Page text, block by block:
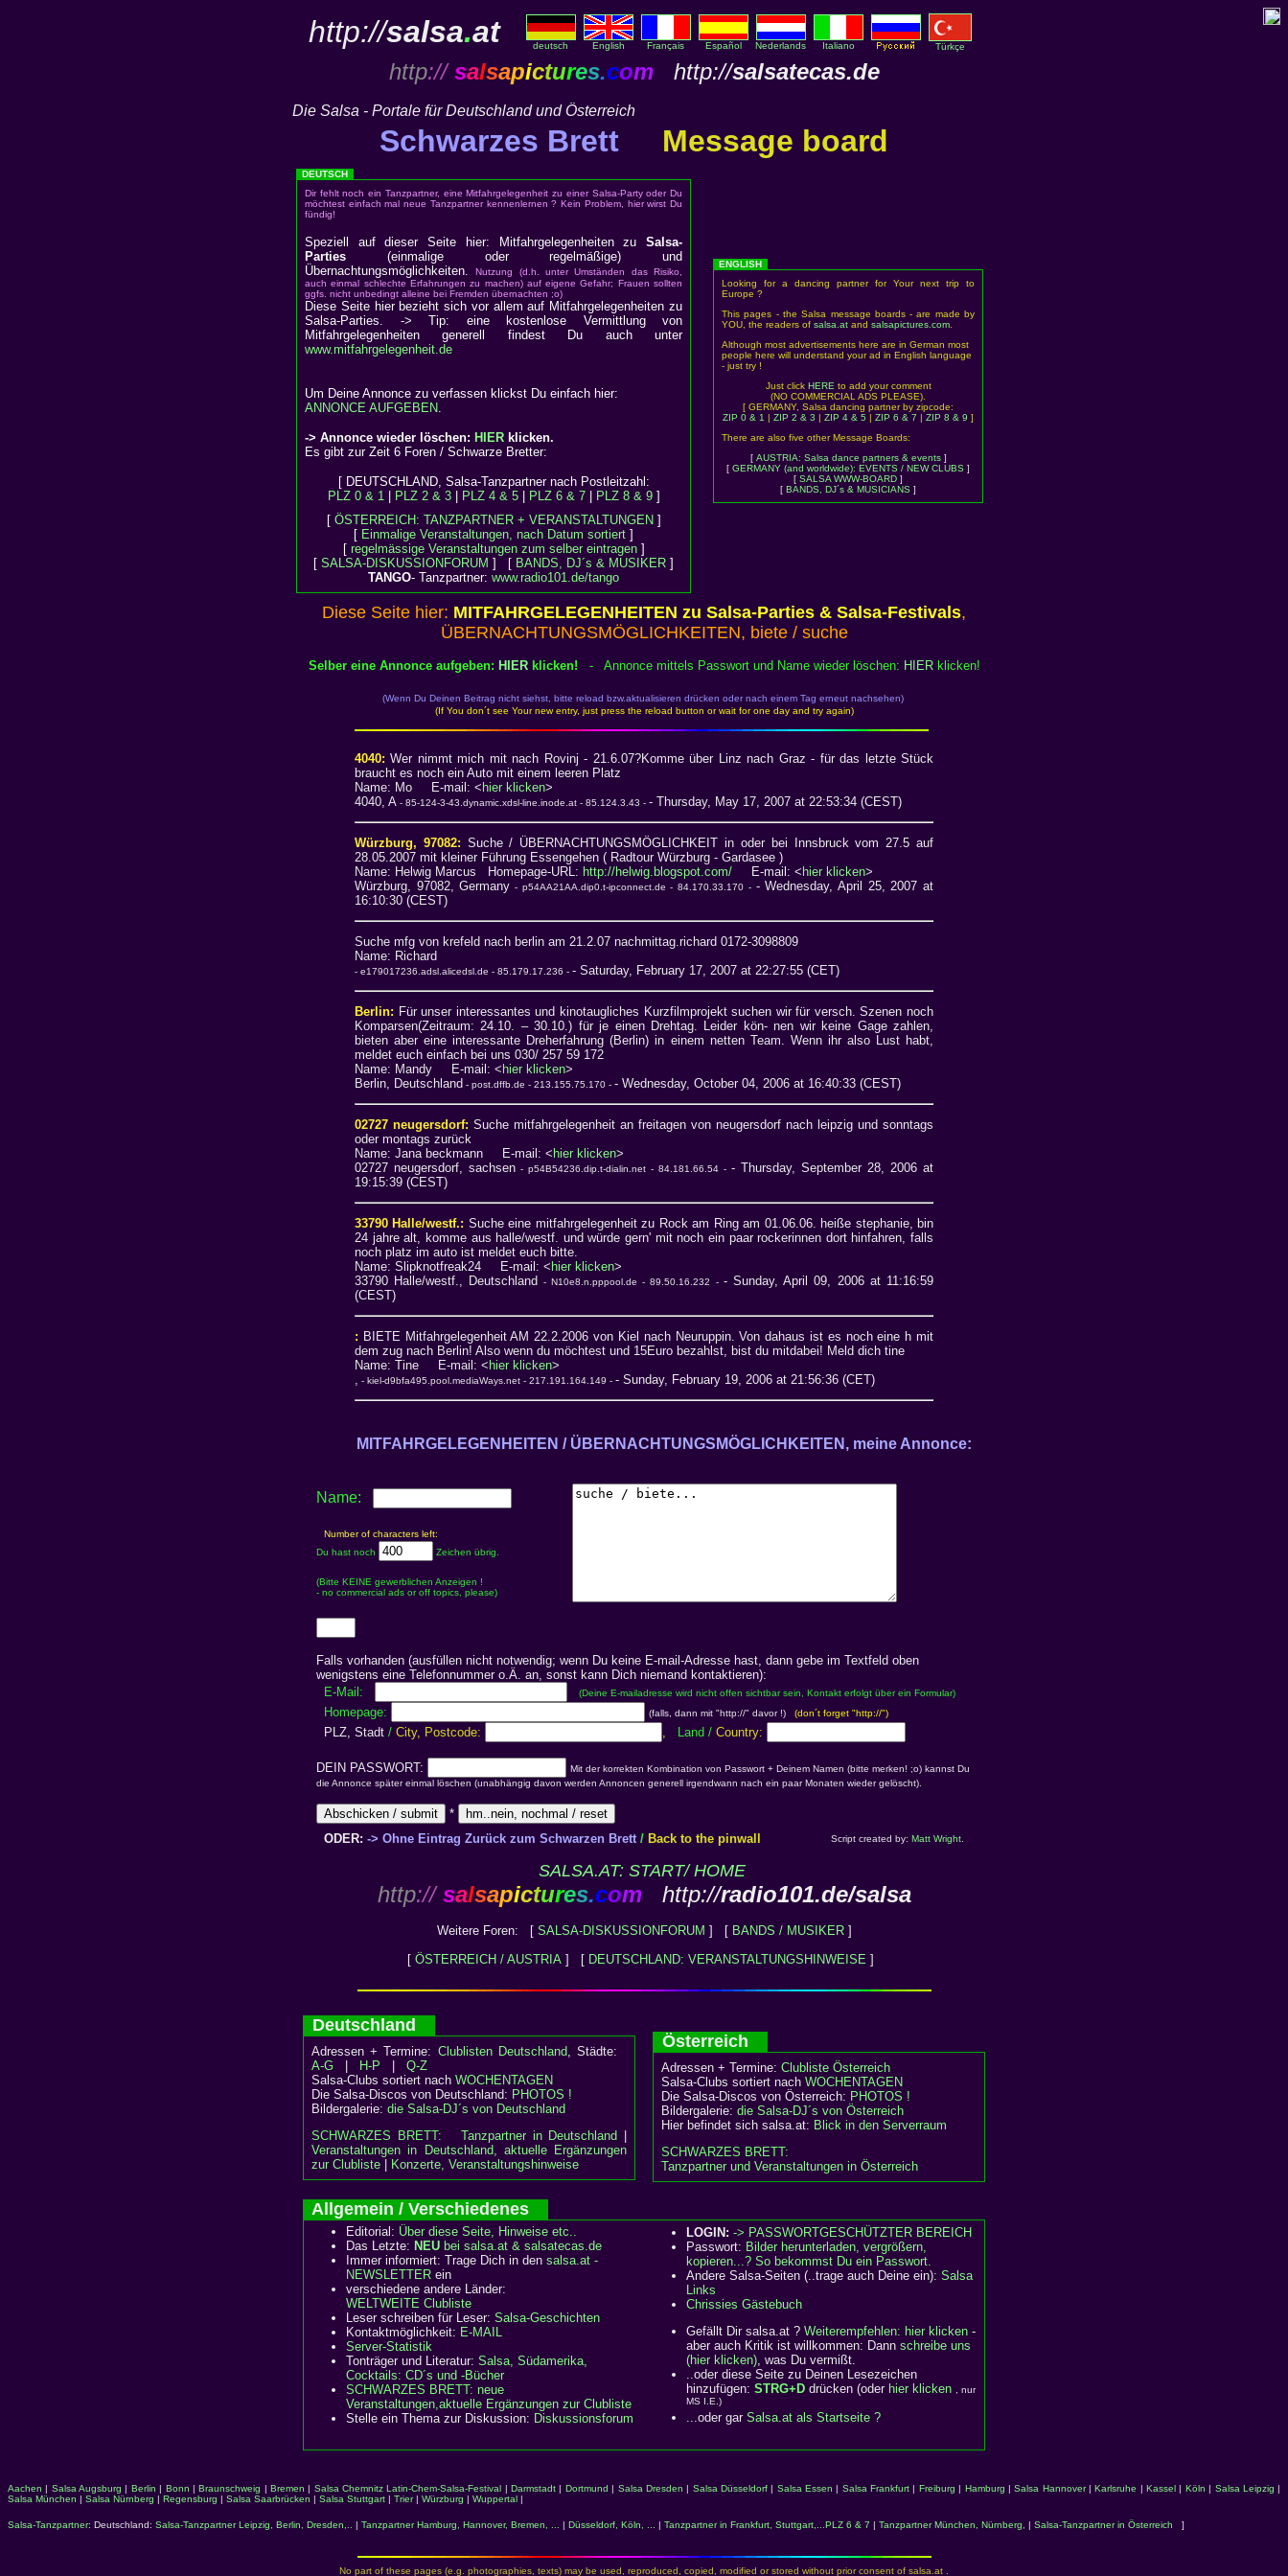
http://salsa.at deutsch English Français Español Nederlands Italiano Türkçe
http:// salsapictures.com http://salsatecas.de
Die Salsa - Portale für Deutschland und Österreich
Schwarzes Brett Message board
DEUTSCH
Dir fehlt noch ein Tanzpartner, eine Mitfahrgelegenheit zu einer Salsa-Party oder Du
möchtest einfach mal neue Tanzpartner kennenlernen ? Kein Problem, hier wirst Du
fündig!
Speziell auf dieser Seite hier: Mitfahrgelegenheiten zu Salsa-
Parties (einmalige oder regelmäßige) und
Übernachtungsmöglichkeiten.Nutzung (d.h. unter Umständen das Risiko,
auch einmal schlechte Erfahrungen zu machen) auf eigene Gefahr; Frauen sollten
ggfs. nicht unbedingt alleine bei Fremden übernachten ;o)
Diese Seite hier bezieht sich vor allem auf Mitfahrgelegenheiten zu
Salsa-Parties. -> Tip: eine kostenlose Vermittlung von
Mitfahrgelegenheiten generell findest Du auch unter
www.mitfahrgelegenheit.de
Um Deine Annonce zu verfassen klickst Du einfach hier:
ANNONCE AUFGEBEN.
-> Annonce wieder löschen: HIER klicken.
Es gibt zur Zeit 6 Foren / Schwarze Bretter:
[ DEUTSCHLAND, Salsa-Tanzpartner nach Postleitzahl:
PLZ 0 & 1| PLZ 2 & 3| PLZ 4 & 5| PLZ 6 & 7| PLZ 8 & 9]
[ ÖSTERREICH: TANZPARTNER + VERANSTALTUNGEN ]
[ Einmalige Veranstaltungen, nach Datum sortiert ]
[ regelmässige Veranstaltungen zum selber eintragen]
[ SALSA-DISKUSSIONFORUM ] [ BANDS, DJ´s & MUSIKER ]
TANGO- Tanzpartner: www.radio101.de/tango
ENGLISH
Looking for a dancing partner for Your next trip to
Europe ?
This pages - the Salsa message boards - are made by
YOU, the readers of salsa at and salsapictures.com
Although most advertisements here are in German most
people here will understand your ad in English language
- just try !
Just click HERE to add your comment
(NO COMMERCIAL ADS PLEASE).
[ GERMANY, Salsa dancing partner by zipcode:
ZIP 0 & 1 | ZIP 2 & 3 | ZIP 4 & 5 | ZIP 6 & 7 | ZIP 8 & 9 ]
There are also five other Message Boards:
[ AUSTRIA: Salsa dance partners & events]
[ GERMANY (and worldwide): EVENTS / NEW CLUBS ]
[ SALSA WWW-BOARD ]
[ BANDS, DJ´s & MUSICIANS ]
Diese Seite hier: MITFAHRGELEGENHEITEN zu Salsa-Parties & Salsa-Festivals,
ÜBERNACHTUNGSMÖGLICHKEITEN, biete / suche
Selber eine Annonce aufgeben: HIERklicken! - Annonce mittels Passwort und Name wieder löschen: HIERklicken!
(Wenn Du Deinen Beitrag nicht siehst, bitte reload bzw.aktualisieren drücken oder nach einem Tag erneut nachsehen)
(If You don´t see Your new entry, just press the reload button or wait for one day and try again)
4040:Wer nimmt mich mit nach Rovinj - 21.6.07?Komme über Linz nach Graz - für das letzte Stück
braucht es noch ein Auto mit einem leeren Platz
Name: Mo E-mail: < hier klicken>
4040, A - 85-124-3-43.dynamic.xdsl-line.inode.at - 85.124.3.43 - - Thursday, May 17, 2007 at 22:53:34 (CEST)
Würzburg, 97082: Suche / ÜBERNACHTUNGSMÖGLICHKEIT in oder bei Innsbruck vom 27.5 auf
28.05.2007 mit kleiner Führung Essengehen ( Radtour Würzburg - Gardasee )
Name: Helwig Marcus Homepage-URL: http://helwig.blogspot.com/ E-mail: < hier klicken>
Würzburg, 97082, Germany - p54AA21AA.dip0.t-ipconnect.de - 84.170.33.170 - - Wednesday, April 25, 2007 at
16:10:30 (CEST)
Suche mfg von krefeld nach berlin am 21.2.07 nachmittag.richard 0172-3098809
Name: Richard
- e179017236.adsl.alicedsl.de - 85.179.17.236 - - Saturday, February 17, 2007 at 22:27:55 (CET)
Berlin: Für unser interessantes und kinotaugliches Kurzfilmprojekt suchen wir für versch. Szenen noch
Komparsen(Zeitraum: 24.10. – 30.10.) für je einen Drehtag. Leider kön- nen wir keine Gage zahlen,
bieten aber eine interessante Dreherfahrung (Berlin) in einem netten Team. Wenn ihr also Lust habt,
meldet euch einfach bei uns 030/ 257 59 172
Name: Mandy E-mail: < hier klicken>
Berlin, Deutschland - post.dffb.de - 213.155.75.170 - - Wednesday, October 04, 2006 at 16:40:33 (CEST)
02727 neugersdorf: Suche mitfahrgelegenheit an freitagen von neugersdorf nach leipzig und sonntags
oder montags zurück
Name: Jana beckmann E-mail: < hier klicken>
02727 neugersdorf, sachsen - p54B54236.dip.t-dialin.net - 84.181.66.54 - - Thursday, September 28, 2006 at
19:15:39 (CEST)
33790 Halle/westf.: Suche eine mitfahrgelegenheit zu Rock am Ring am 01.06.06. heiße stephanie, bin
24 jahre alt, komme aus halle/westf. und würde gern' mit noch ein paar rockerinnen dort hinfahren, falls
noch platz im auto ist meldet euch bitte.
Name: Slipknotfreak24 E-mail: < hier klicken>
33790 Halle/westf., Deutschland
- N10e8.n.pppool.de - 89.50.16.232 - - Sunday, April 09, 2006 at 11:16:59
(CEST)
: BIETE Mitfahrgelegenheit AM 22.2.2006 von Kiel nach Neuruppin. Von dahaus ist es noch eine h mit
dem zug nach Berlin! Also wenn du möchtest und 15Euro bezahlst, bist du mitdabei! Meld dich tine
Name: Tine E-mail: < hier klicken>
, - kiel-d9bfa495.pool.mediaWays.net - 217.191.164.149 - - Sunday, February 19, 2006 at 21:56:36 (CET)
MITFAHRGELEGENHEITEN / ÜBERNACHTUNGSMÖGLICHKEITEN, meine Annonce:
Name:
Number of characters left:
Du hast noch
Zeichen übrig.
(Bitte KEINE gewerblichen Anzeigen !
- no commercial ads or off topics, please)
Falls vorhanden (ausfüllen nicht notwendig; wenn Du keine E-mail-Adresse hast, dann gebe im Textfeld oben
wenigstens eine Telefonnummer o.Ä. an, sonst kann Dich niemand kontaktieren):
E-Mail:
(Deine E-mailadresse wird nicht offen sichtbar sein, Kontakt erfolgt über ein Formular)
Homepage: (falls, dann mit "http://" davor !) (don´t forget "http://")
PLZ, Stadt / City, Postcode: , Land / Country:
DEIN PASSWORT:
Mit der korrekten Kombination von Passwort + Deinem Namen (bitte merken! ;o) kannst Du
die Annonce später einmal löschen (unabhängig davon werden Annoncen generell irgendwann nach ein paar Monaten wieder gelöscht).
*
ODER: -> Ohne Eintrag Zurück zum Schwarzen Brett / Back to the pinwall Script created by: Matt Wright
SALSA.AT: START/ HOME
http:// salsapictures.com http://radio101.de/salsa
Weitere Foren: [ SALSA-DISKUSSIONFORUM ] [ BANDS / MUSIKER]
[ ÖSTERREICH / AUSTRIA] [ DEUTSCHLAND: VERANSTALTUNGSHINWEISE]
Deutschland
Adressen + Termine: Clublisten Deutschland, Städte:
A-G
H-P
Q-Z
Salsa-Clubs sortiert nach WOCHENTAGEN
Die Salsa-Discos von Deutschland: PHOTOS !
Bildergalerie: die Salsa-DJ´s von Deutschland
SCHWARZES BRETT:
Tanzpartner in Deutschland
Veranstaltungen in Deutschland, aktuelle Ergänzungen
zur Clubliste
Konzerte, Veranstaltungshinweise
Österreich
Adressen + Termine: Clubliste Österreich
Salsa-Clubs sortiert nach WOCHENTAGEN
Die Salsa-Discos von Österreich: PHOTOS !
Bildergalerie: die Salsa-DJ´s von Österreich
Hier befindet sich salsa.at: Blick in den Serverraum
SCHWARZES BRETT:
Tanzpartner und Veranstaltungen in Österreich
Allgemein / Verschiedenes
Editorial: Über diese Seite, Hinweise etc..
Das Letzte: NEU bei salsa.at & salsatecas.de
Immer informiert: Trage Dich in den salsa.at -
NEWSLETTER ein
verschiedene andere Länder:
WELTWEITE Clubliste
Leser schreiben für Leser: Salsa-Geschichten
Kontaktmöglichkeit: E-MAIL
Server-Statistik
Tonträger und Literatur: Salsa, Südamerika,
Cocktails: CD´s und -Bücher
SCHWARZES BRETT: neue
Veranstaltungen,aktuelle Ergänzungen zur Clubliste
Stelle ein Thema zur Diskussion: Diskussionsforum
LOGIN: -> PASSWORTGESCHÜTZTER BEREICH
Passwort: Bilder herunterladen, vergrößern,
kopieren...? So bekommst Du ein Passwort.
Andere Salsa-Seiten (..trage auch Deine ein): Salsa
Links
Chrissies Gästebuch
Gefällt Dir salsa.at ? Weiterempfehlen: hier klicken -
aber auch Kritik ist willkommen: Dann schreibe uns
(hier klicken), was Du vermißt.
..oder diese Seite zu Deinen Lesezeichen
hinzufügen: STRG+D drücken (oder hier klicken , nur
MS I.E.)
...oder gar Salsa.at als Startseite ?
Aachen | Salsa Augsburg | Berlin | Bonn |Braunschweig | Bremen | Salsa Chemnitz Latin-Chem-Salsa-Festival |Darmstadt | Dortmund | Salsa Dresden | Salsa Düsseldorf| Salsa Essen | Salsa Frankfurt | Freiburg | Hamburg |Salsa Hannover|Karlsruhe |Kassel | Köln | Salsa Leipzig |
Salsa München | Salsa Nürnberg | Regensburg | Salsa Saarbrücken | Salsa Stuttgart | Trier| Würzburg | Wuppertal |
Salsa-Tanzpartner: Deutschland: Salsa-Tanzpartner Leipzig, Berlin, Dresden,.. | Tanzpartner Hamburg, Hannover, Bremen, ... | Düsseldorf, Köln, ... | Tanzpartner in Frankfurt, Stuttgart,...PLZ 6 & 7 | Tanzpartner München, Nürnberg, | Salsa-Tanzpartner in Österreich ]
No part of these pages (e.g. photographies, texts) may be used, reproduced, copied, modified or stored without prior consent of salsa.at .